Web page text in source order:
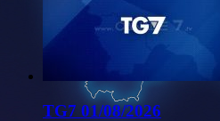
TG7 01/08/2026